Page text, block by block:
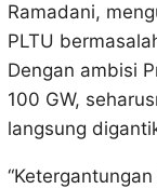
Ramadani,
PLTU
Dengan ambisi
100 GW,
langsung